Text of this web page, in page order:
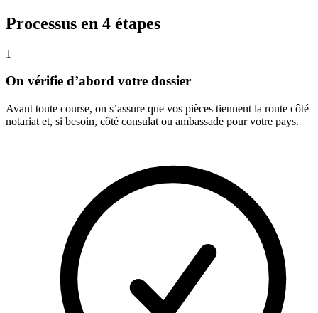
Processus en 4 étapes
1
On vérifie d’abord votre dossier
Avant toute course, on s’assure que vos pièces tiennent la route côté
notariat et, si besoin, côté consulat ou ambassade pour votre pays.